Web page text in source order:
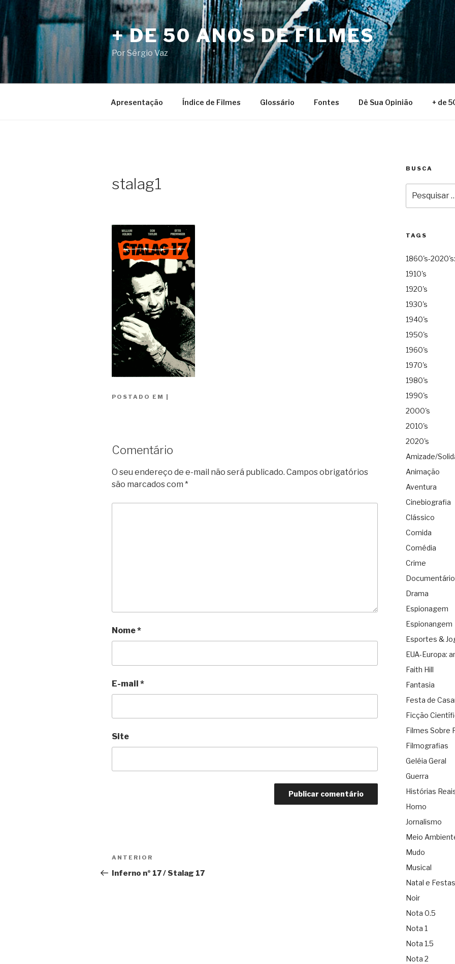
para
o
conteúdo
+ DE 50 ANOS DE FILMES
Por Sérgio Vaz
Apresentação Índice de Filmes Glossário Fontes Dê Sua Opinião + de
stalag1
POSTADO EM |
Comentário
O seu endereço de e-mail não será publicado. Campos obrigatórios
são marcados com *
Nome*
E-mail *
Site
Navegação
de
Anterior
ANTERIOR
Inferno nº 17 / Stalag 17
BUSCA
por:
TAGS
1860's-
1910's
1920's
1930's
1940's
1950's
1960's
1970's
1980's
1990's
2000's
2010's
2020's
Amizade/
Animação
Aventura
Cinebiografia
Clássico
Comida
Comédia
Crime
Documentário
Drama
Espionagem
Espionangem
Esportes &
EUA-Europa:
Faith Hill
Fantasia
Festa de
Ficção
Filmes Sobre
Filmografias
Geléia Geral
Guerra
Histórias
Homo
Jornalismo
Meio
Mudo
Musical
Natal e Festas
Noir
Nota 0.5
Nota 1
Nota 1.5
Nota 2